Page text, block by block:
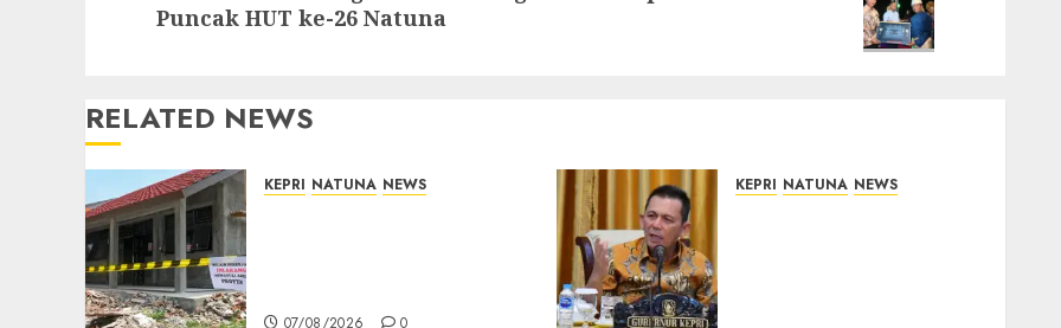
post:
Puncak HUT ke-26 Natuna
RELATED NEWS
KEPRI NATUNA NEWS
07/08/2026 0
KEPRI NATUNA NEWS